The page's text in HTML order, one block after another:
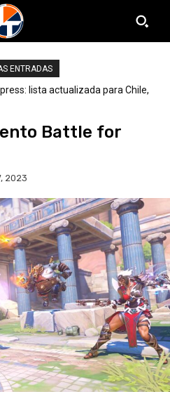
ENTRADAS
lista actualizada para Chile,
Battle for
2023